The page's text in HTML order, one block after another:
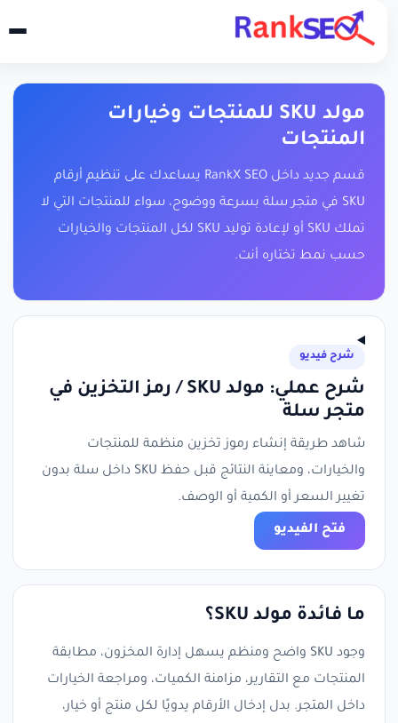
مولد SKU للمنتجات وخيارات
المنتجات
قسم جديد داخل RankX SEO يساعدك على تنظيم أرقام
SKU في متجر سلة بسرعة ووضوح، سواء للمنتجات التي لا
تملك SKU أو لإعادة توليد SKU لكل المنتجات والخيارات
حسب نمط تختاره أنت.
شرح فيديو
شرح عملي: مولد SKU / رمز التخزين في
متجر سلة
شاهد طريقة إنشاء رموز تخزين منظمة للمنتجات
والخيارات، ومعاينة النتائج قبل حفظ SKU داخل سلة بدون
تغيير السعر أو الكمية أو الوصف.
فتح الفيديو
ما فائدة مولد SKU؟
وجود SKU واضح ومنظم يسهل إدارة المخزون، مطابقة
المنتجات مع التقارير، مزامنة الكميات، ومراجعة الخيارات
داخل المتجر. بدل إدخال الأرقام يدويًا لكل منتج أو خيار،